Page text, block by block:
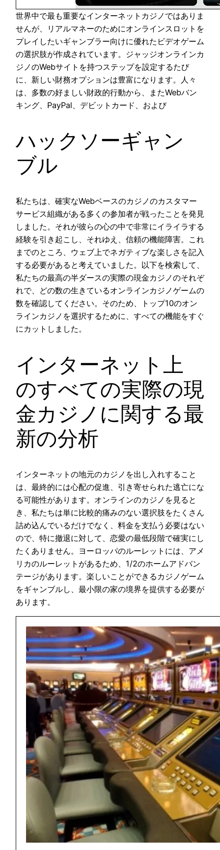
世界中で最も重要なインターネットカジノではありま
せんが、リアルマネーのためにオンラインスロットを
プレイしたいギャンブラー向けに優れたビデオゲーム
の選択肢が作成されています。ジャッジオンラインカ
ジノのWebサイトを持つステップを設定するたび
に、新しい財務オプションは豊富になります。人々
は、多数の好ましい財政的行動から、またWebバン
キング、PayPal、デビットカード、および
ハックソーギャン
ブル
私たちは、確実なWebベースのカジノのカスタマー
サービス組織がある多くの参加者が戦ったことを発見
しました。それが彼らの心の中で非常にイライラする
経験を引き起こし、それゆえ、信頼の機能障害。これ
までのところ、ウェブ上でネガティブな楽しさを記入
する必要があると考えていました。以下を検索して、
私たちの最高の半ダースの実際の現金カジノのそれぞ
れで、どの数の生きているオンラインカジノゲームの
数を確認してください。そのため、トップ10のオン
ラインカジノを選択するために、すべての機能をすぐ
にカットしました。
インターネット上
のすべての実際の現
金カジノに関する最
新の分析
インターネットの地元のカジノを出し入れすること
は、最終的には心配の促進、引き寄せられた逃亡にな
る可能性があります。オンラインのカジノを見ると
き、私たちは単に比較的痛みのない選択肢をたくさん
詰め込んでいるだけでなく、料金を支払う必要はない
ので、特に撤退に対して、恋愛の最低段階で確実にし
たくありません。ヨーロッパのルーレットには、アメ
リカのルーレットがあるため、1/2のホームアドバン
テージがあります。楽しいことができるカジノゲーム
をギャンブルし、最小限の家の境界を提供する必要が
あります。